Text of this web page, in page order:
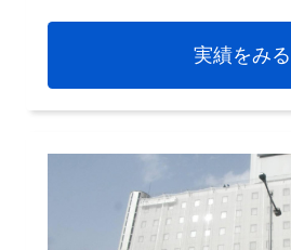
実績をみる